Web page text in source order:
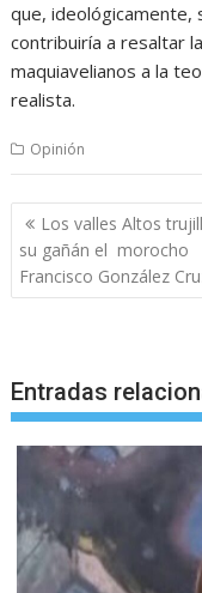
que, ideológicamente,
contribuiría a resaltar
maquiavelianos a la
realista.
Opinión
Navegación
de
entradas
Los valles Altos
su gañán el morocho
Francisco González
Entradas